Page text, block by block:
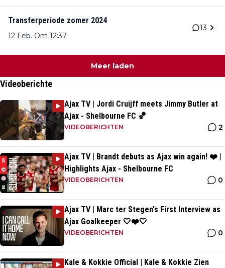
Transferperiode zomer 2024
12 Feb. Om 12:37
13
Meer laden
Videoberichte
Ajax TV | Jordi Cruijff meets Jimmy Butler at
Ajax - Shelbourne FC 🏀
VIDEOBERICHTEN 2
Ajax TV | Brandt debuts as Ajax win again! ❤️ |
Highlights Ajax - Shelbourne FC
VIDEOBERICHTEN 0
Ajax TV | Marc ter Stegen's First Interview as
Ajax Goalkeeper 🤍❤️🤍
VIDEOBERICHTEN 0
Kale & Kokkie Official | Kale & Kokkie Zien